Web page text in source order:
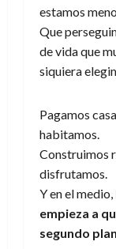
estamos
Que
de vida que
siquiera
Pagamos
habitamos.
Construimos
disfrutamos.
Y en el medio,
empieza a
segundo